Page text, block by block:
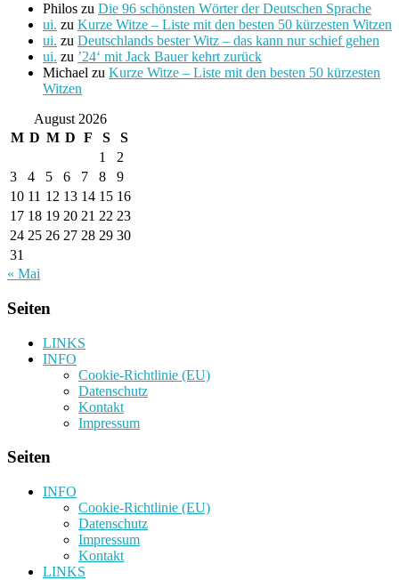
Philos zu Die 96 schönsten Wörter der Deutschen Sprache
ui. zu Kurze Witze – Liste mit den besten 50 kürzesten Witzen
ui. zu Deutschlands bester Witz – das kann nur schief gehen
ui. zu ’24‘ mit Jack Bauer kehrt zurück
Michael zu Kurze Witze – Liste mit den besten 50 kürzesten
Witzen
August 2026
M D M D F S
S
1
2
3
4 5 6 7 8
9
10 11 12 13 14 15 16
17 18 19 20 21 22 23
24 25 26 27 28 29 30
31
« Mai
Seiten
LINKS
INFO
Cookie-Richtlinie (EU)
Datenschutz
Kontakt
Impressum
Seiten
INFO
Cookie-Richtlinie (EU)
Datenschutz
Impressum
Kontakt
LINKS